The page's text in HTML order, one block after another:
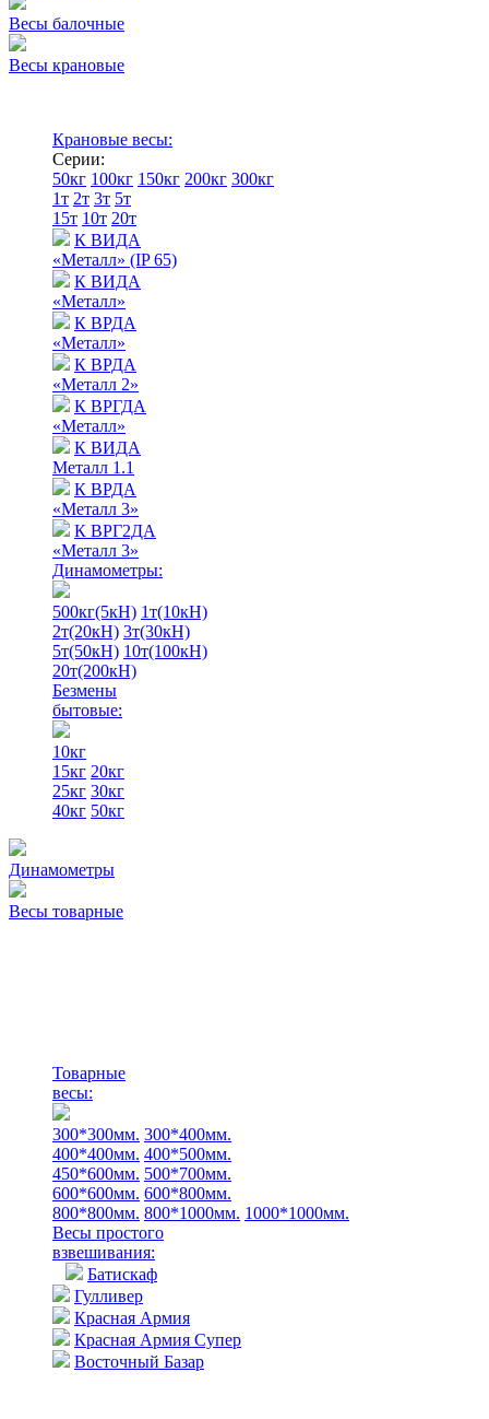
Весы балочные
Весы крановые
Крановые весы:
Серии:
50кг 100кг 150кг 200кг 300кг
1т 2т 3т 5т
15т 10т 20т
К ВИДА
«Металл» (IP 65)
К ВИДА
«Металл»
К ВРДА
«Металл»
К ВРДА
«Металл 2»
К ВРГДА
«Металл»
К ВИДА
Металл 1.1
К ВРДА
«Металл 3»
К ВРГ2ДА
«Металл 3»
Динамометры:
500кг(5кН) 1т(10кН)
2т(20кН) 3т(30кН)
5т(50кН) 10т(100кН)
20т(200кН)
Безмены
бытовые:
10кг
15кг 20кг
25кг 30кг
40кг 50кг
Динамометры
Весы товарные
Товарные
весы:
300*300мм. 300*400мм.
400*400мм. 400*500мм.
450*600мм. 500*700мм.
600*600мм. 600*800мм.
800*800мм. 800*1000мм. 1000*1000мм.
Весы простого
взвешивания:
Батискаф
Гулливер
Красная Армия
Красная Армия Супер
Восточный Базар